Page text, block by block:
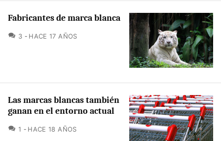
Fabricantes de marca blanca
3 COMENTARIOS
HACE 17 AÑOS
Las marcas blancas también
ganan en el entorno actual
1 COMENTARIOS
HACE 18 AÑOS